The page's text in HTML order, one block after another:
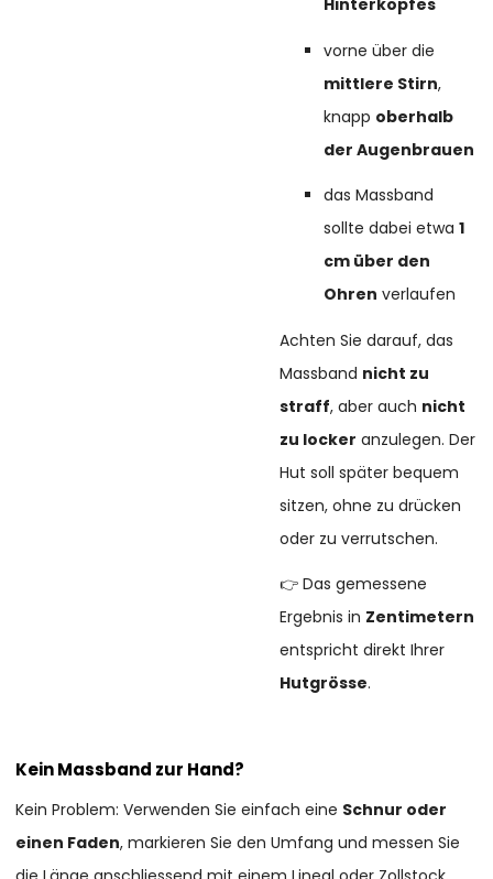
Hinterkopfes
vorne über die
mittlere Stirn,
knapp oberhalb
der Augenbrauen
das Massband
sollte dabei etwa1
cm über den
Ohren verlaufen
Achten Sie darauf, das
Massband nicht zu
straff, aber auch nicht
zu locker anzulegen. Der
Hut soll später bequem
sitzen, ohne zu drücken
oder zu verrutschen.
👉 Das gemessene
Ergebnis in Zentimetern
entspricht direkt Ihrer
Hutgrösse.
Kein Massband zur Hand?
Kein Problem: Verwenden Sie einfach eine Schnur oder
einen Faden, markieren Sie den Umfang und messen Sie